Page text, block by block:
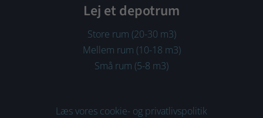
Lej et depotrum
Store rum (20-30 m3)
Mellem rum (10-18 m3)
Små rum (5-8 m3)
Læs vores cookie- og privatlivspolitik